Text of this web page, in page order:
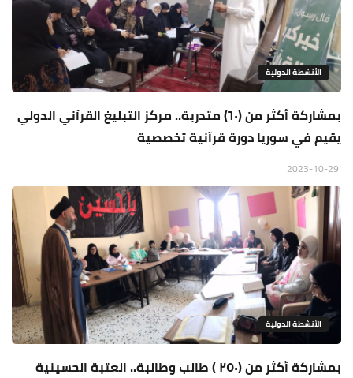
الأنشطة الدولية
بمشاركة أكثر من (٦٠) متدربة.. مركز التبليغ القرآني الدولي
يقيم في سوريا دورة قرآنية تخصصية
الأنشطة الدولية
بمشاركة أكثر من (٢٥٠ ) طالب وطالبة.. العتبة الحسينية